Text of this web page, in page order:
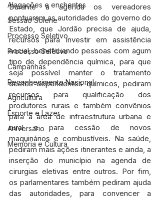
Alagações e enchentes
Sessão Solene
Processo Seletivo
Processo Seletivo
Campanhas
Reconhecimento Nacional
Agricultura
Esporte e Lazer
Aniversário
Memória e Cultura
Durante a agenda os vereadores
pontuaram as autoridades do governo do
Estado, que Jordão precisa de ajuda,
recursos para investir em assistência
social, beneficiando pessoas com agum
tipo de dependência química, para que
seja possível manter o tratamento
destes dependentes químicos, pediram
recursos para qualificação dos
produtores rurais e também convênios
para a área de infraestrutura urbana e
rural e para cessão de novos
maquinários e combustíveis. Na saúde,
pediram mais ações itinerantes e ainda, a
inserção do município na agenda de
cirurgias eletivas entre outros. Por fim,
os parlamentares também pediram ajuda
das autoridades, para convencer a